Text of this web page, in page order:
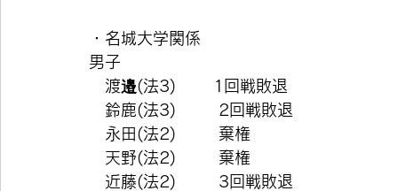
・名城大学関係
男子
渡邉(法3)       1回戦敗退
鈴鹿(法3)        2回戦敗退
永田(法2)        棄権
天野(法2)        棄権
近藤(法2)        3回戦敗退